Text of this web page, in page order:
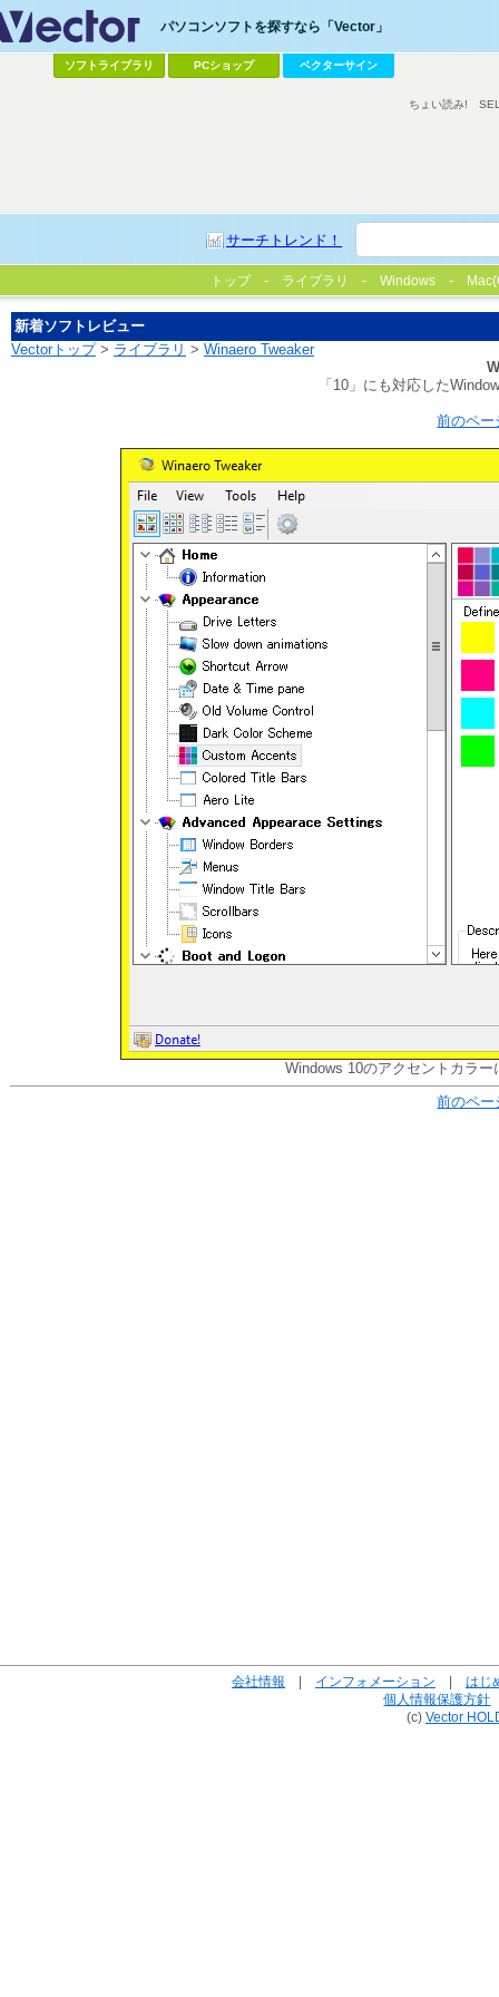
パソコンソフトを探すなら「Vector」
ソフトライブラリ PCショップ ベクターサイン
サーチトレンド！
ちょい読み!
トップ ライブラリ Windows
新着ソフトレビュー
Vectorトップ> ライブラリ > Winaero Tweaker
「10」にも対応した
前のペー
Windows 10のアクセントカラ
前のペー
会社情報 | インフォメーション | はじ
個人情報保護方針
(c) Vector